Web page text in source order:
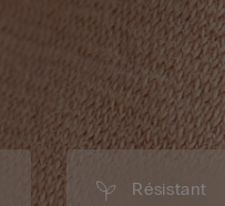
Résistant